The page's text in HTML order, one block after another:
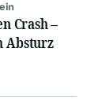
Crash –
Absturz